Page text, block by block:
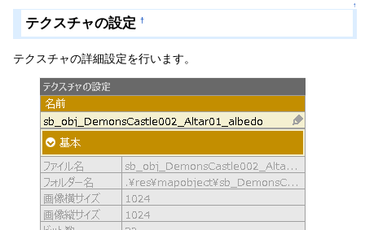
↑
テクスチャの設定 †
テクスチャの詳細設定を行います。